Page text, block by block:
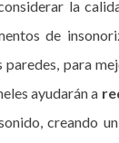
la
de
paredes, para
ayudarán a
creando